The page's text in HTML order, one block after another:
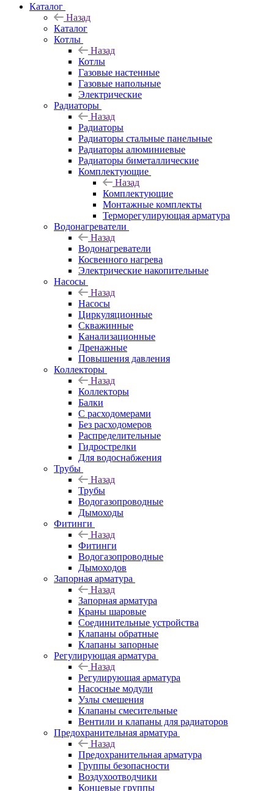
Каталог
Назад
Каталог
Котлы
Назад
Котлы
Газовые настенные
Газовые напольные
Электрические
Радиаторы
Назад
Радиаторы
Радиаторы стальные панельные
Радиаторы алюминиевые
Радиаторы биметаллические
Комплектующие
Назад
Комплектующие
Монтажные комплекты
Терморегулирующая арматура
Водонагреватели
Назад
Водонагреватели
Косвенного нагрева
Электрические накопительные
Насосы
Назад
Насосы
Циркуляционные
Скважинные
Канализационные
Дренажные
Повышения давления
Коллекторы
Назад
Коллекторы
Балки
С расходомерами
Без расходомеров
Распределительные
Гидрострелки
Для водоснабжения
Трубы
Назад
Трубы
Водогазопроводные
Дымоходы
Фитинги
Назад
Фитинги
Водогазопроводные
Дымоходов
Запорная арматура
Назад
Запорная арматура
Краны шаровые
Соединительные устройства
Клапаны обратные
Клапаны запорные
Регулирующая арматура
Назад
Регулирующая арматура
Насосные модули
Узлы смешения
Клапаны смесительные
Вентили и клапаны для радиаторов
Предохранительная арматура
Назад
Предохранительная арматура
Группы безопасности
Воздухоотводчики
Концевые группы